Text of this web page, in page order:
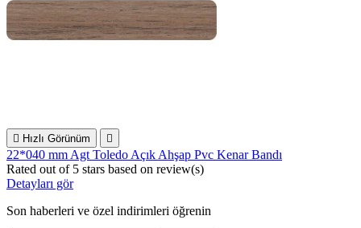
 Hızlı Görünüm 
22*040 mm Agt Toledo Açık Ahşap Pvc Kenar Bandı
Rated out of 5 stars based on review(s)
Detayları gör
Son haberleri ve özel indirimleri öğrenin